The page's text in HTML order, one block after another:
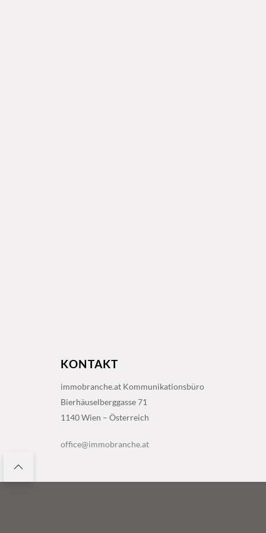
KONTAKT
immobranche.at Kommunikationsbüro
Bierhäuselberggasse 71
1140 Wien – Österreich
office@immobranche.at